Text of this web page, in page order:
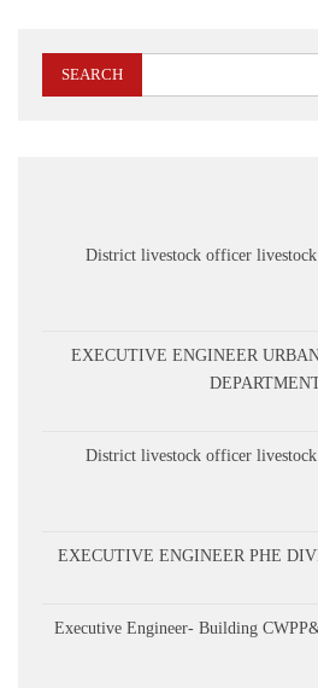
District livestock officer
EXECUTIVE ENGINEER
District livestock officer
EXECUTIVE ENGINEER PHE
Executive Engineer- Building